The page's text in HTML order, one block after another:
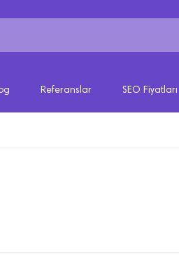
Referanslar SEO Fiyatları